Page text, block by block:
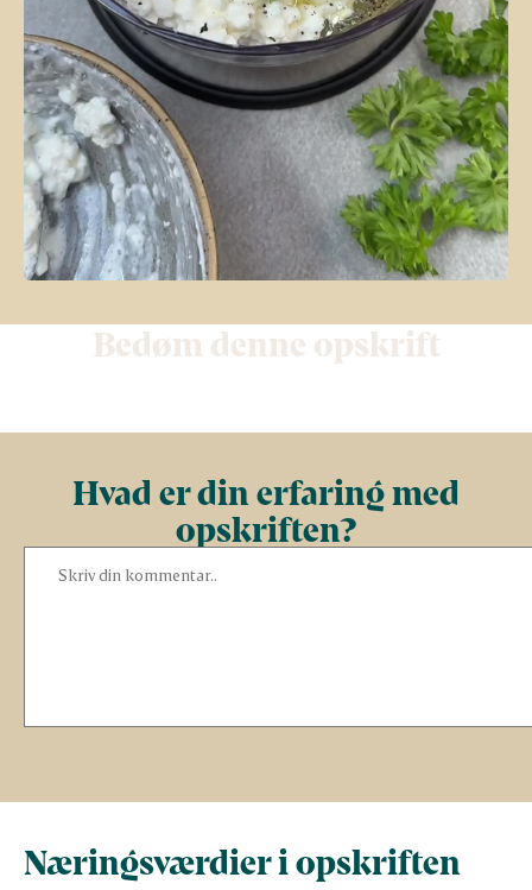
Bedøm denne opskrift
Hvad er din erfaring med
opskriften?
Næringsværdier i opskriften